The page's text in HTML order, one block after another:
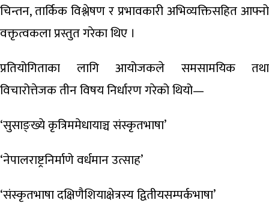
चिन्तन, तार्किक विश्लेषण र प्रभावकारी अभिव्यक्तिसहित आफ्नो
वक्तृत्वकला प्रस्तुत गरेका थिए ।
प्रतियोगिताका लागि आयोजकले समसामयिक तथा
विचारोत्तेजक तीन विषय निर्धारण गरेको थियो—
‘सुसाङ्ख्ये कृत्रिममेधायाञ्च संस्कृतभाषा’
‘नेपालराष्ट्रनिर्माणे वर्धमान उत्साह’
‘संस्कृतभाषा दक्षिणैशियाक्षेत्रस्य द्वितीयसम्पर्कभाषा’